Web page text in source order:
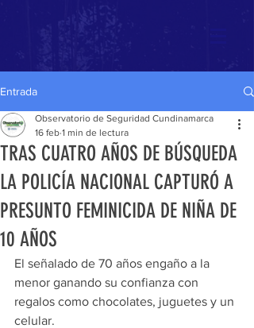
Entrada
TRAS CUATRO AÑOS DE BÚSQUEDA
LA POLICÍA NACIONAL CAPTURÓ A
PRESUNTO FEMINICIDA DE NIÑA DE
10 AÑOS
Observatorio de Seguridad Cundinamarca
16 feb 1 min de lectura
El señalado de 70 años engaño a la
menor ganando su confianza con
regalos como chocolates, juguetes y un
celular.